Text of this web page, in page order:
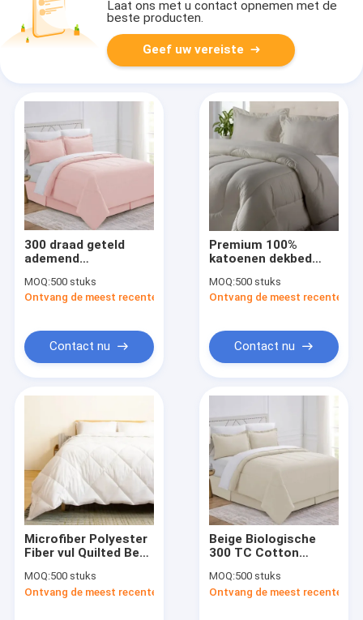
Laat ons met u contact opnemen met de
beste producten.
Geef uw vereiste
300 draad geteld
ademend
voor alle seizoenen
Comfort
MOQ:500 stuks
Ontvang de meest recente Prijs
Contact nu
Premium 100%
katoenen dekbed
door
MOQ:500 stuks
Ontvang de meest recente
Contact nu
Microfiber Polyester
Fiber vul Quilted Bed
MOQ:500 stuks
Ontvang de meest recente Prijs
Beige Biologische
300 TC Cotton
Fiber Groothandel
MOQ:500 stuks
Ontvang de meest recente